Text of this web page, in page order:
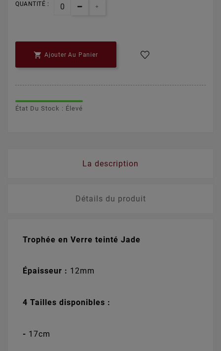
QUANTITÉ :
 Ajouter Au Panier
État Du Stock : Élevé
La description
Détails du produit
Trophée en Verre teinté Jade
Épaisseur : 12mm
4 Tailles disponibles :
- 17cm